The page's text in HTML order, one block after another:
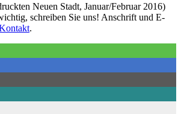
Neuen Stadt, Januar/Februar 2016)
schreiben Sie uns! Anschrift und E-
.